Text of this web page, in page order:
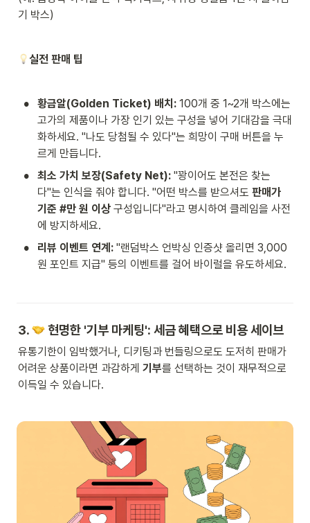
기 박스)
실전 판매 팁
• 황금알(Golden Ticket) 배치: 100개 중 1~2개 박스에는
고가의 제품이나 가장 인기 있는 구성을 넣어 기대감을 극대
화하세요. "나도 당첨될 수 있다"는 희망이 구매 버튼을 누
르게 만듭니다.
• 최소 가치 보장(Safety Net): "꽝이어도 본전은 찾는
다"는 인식을 줘야 합니다. "어떤 박스를 받으셔도 판매가
기준 #만 원 이상 구성입니다"라고 명시하여 클레임을 사전
에 방지하세요.
• 리뷰 이벤트 연계: "랜덤박스 언박싱 인증샷 올리면 3,000
원 포인트 지급" 등의 이벤트를 걸어 바이럴을 유도하세요.
3. 현명한 '기부 마케팅': 세금 혜택으로 비용 세이브
유통기한이 임박했거나, 디키팅과 번들링으로도 도저히 판매가
어려운 상품이라면 과감하게 기부를 선택하는 것이 재무적으로
이득일 수 있습니다.